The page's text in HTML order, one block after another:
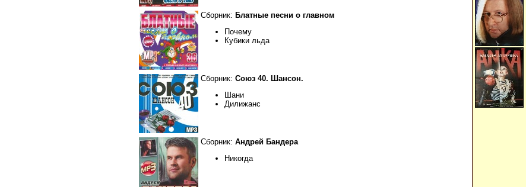
Сборник: Блатные песни о главном
Почему
Кубики льда
Сборник: Союз 40. Шансон.
Шани
Дилижанс
Сборник: Андрей Бандера
Никогда